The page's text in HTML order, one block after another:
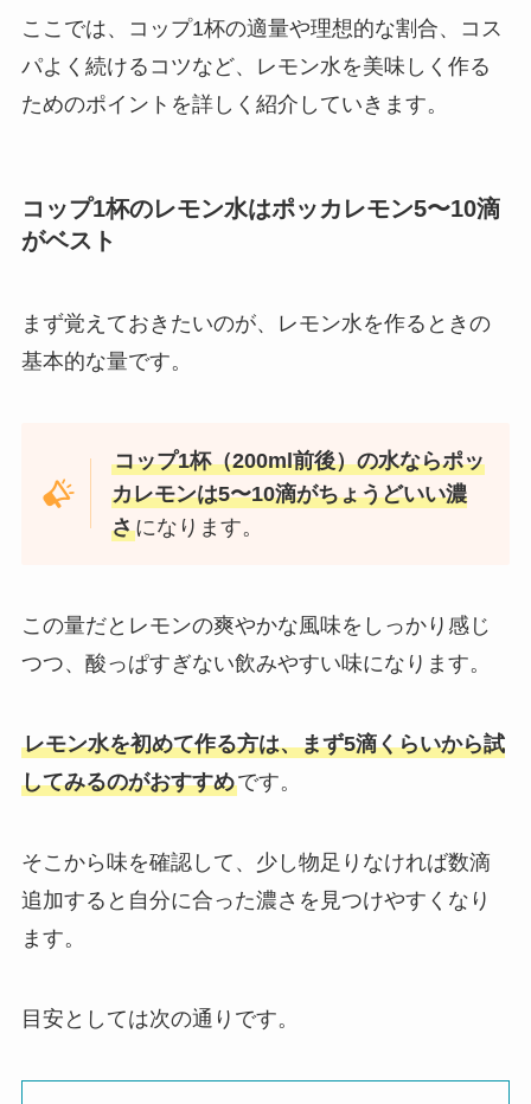
ここでは、コップ1杯の適量や理想的な割合、コス
パよく続けるコツなど、レモン水を美味しく作る
ためのポイントを詳しく紹介していきます。
コップ1杯のレモン水はポッカレモン5〜10滴
がベスト
まず覚えておきたいのが、レモン水を作るときの
基本的な量です。
コップ1杯（200ml前後）の水ならポッ
カレモンは5〜10滴がちょうどいい濃
さになります。
この量だとレモンの爽やかな風味をしっかり感じ
つつ、酸っぱすぎない飲みやすい味になります。
レモン水を初めて作る方は、まず5滴くらいから試
してみるのがおすすめです。
そこから味を確認して、少し物足りなければ数滴
追加すると自分に合った濃さを見つけやすくなり
ます。
目安としては次の通りです。